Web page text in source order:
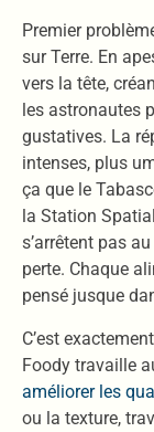
Premier
sur Terre. En
vers la tête,
les astronautes
gustatives. La
intenses, plus
ça que le
la Station
s’arrêtent pas
perte. Chaque
pensé jusque
C’est
Foody travaille
améliorer les
ou la texture,